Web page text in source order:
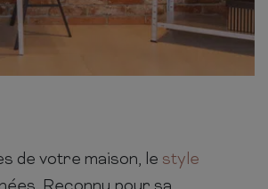
de votre maison, le style